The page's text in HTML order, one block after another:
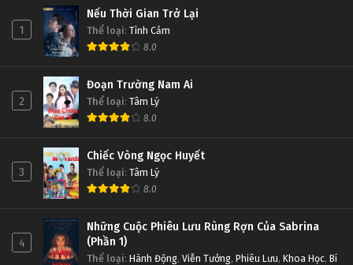
1
Nếu Thời Gian Trở Lại
Thể loại: Tình Cảm
8.0
2
Đoạn Trường Nam Ai
Thể loại: Tâm Lý
8.0
3
Chiếc Vòng Ngọc Huyết
Thể loại: Tâm Lý
8.0
4
Những Cuộc Phiêu Lưu Rùng Rợn Của Sabrina
(Phần 1)
Thể loại: Hành Động, Viễn Tưởng, Phiêu Lưu, Khoa Học, Bí